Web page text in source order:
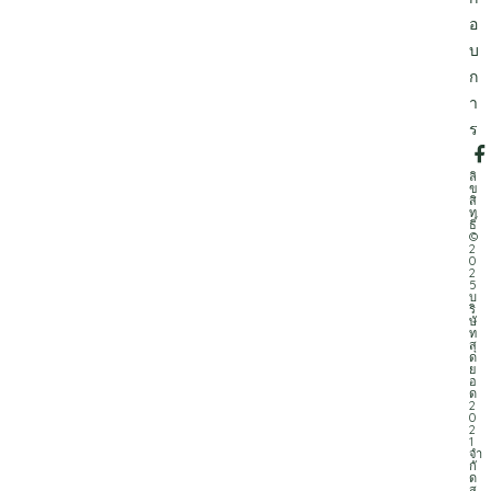
อ
บ
ก
า
ร
ลิ
ข
สิ
ท
ธิ์
©
2
0
2
5
บ
ริ
ษั
ท
สุ
ด
ย
อ
ด
2
0
2
1
จำ
กั
ด